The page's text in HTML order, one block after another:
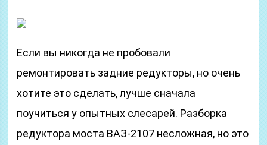
Если вы никогда не пробовали
ремонтировать задние редукторы, но очень
хотите это сделать, лучше сначала
поучиться у опытных слесарей. Разборка
редуктора моста ВАЗ-2107 несложная, но это